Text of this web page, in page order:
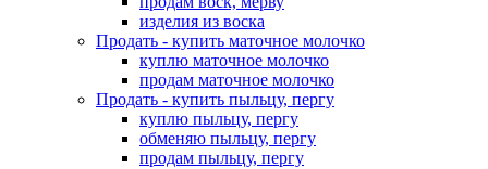
изделия из воска
Продать - купить маточное молочко
куплю маточное молочко
продам маточное молочко
Продать - купить пыльцу, пергу
куплю пыльцу, пергу
обменяю пыльцу, пергу
продам пыльцу, пергу